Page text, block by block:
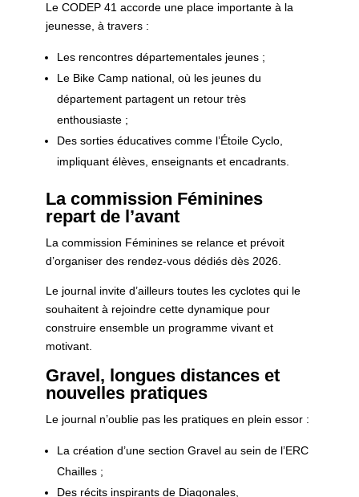
Le CODEP 41 accorde une place importante à la
jeunesse, à travers :
Les rencontres départementales jeunes ;
Le Bike Camp national, où les jeunes du
département partagent un retour très
enthousiaste ;
Des sorties éducatives comme l’Étoile Cyclo,
impliquant élèves, enseignants et encadrants.
La commission Féminines
repart de l’avant
La commission Féminines se relance et prévoit
d’organiser des rendez-vous dédiés dès 2026.
Le journal invite d’ailleurs toutes les cyclotes qui le
souhaitent à rejoindre cette dynamique pour
construire ensemble un programme vivant et
motivant.
Gravel, longues distances et
nouvelles pratiques
Le journal n’oublie pas les pratiques en plein essor :
La création d’une section Gravel au sein de l’ERC
Chailles ;
Des récits inspirants de Diagonales,